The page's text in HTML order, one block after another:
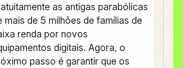
as antigas parabólicas
mais de 5 milhões de famílias de
renda por novos
digitais. Agora, o
passo é garantir que os